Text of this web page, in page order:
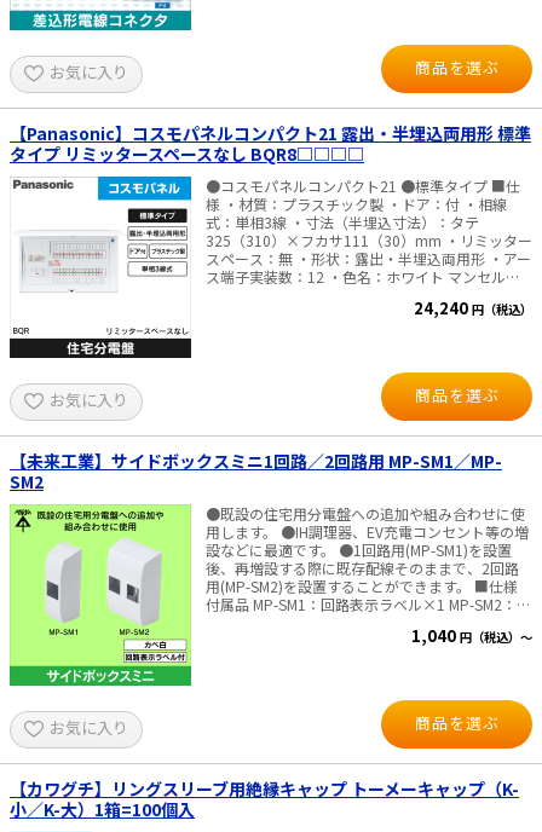
導電部：無酸素銅 ハウジング：ポリカーボネート
お気に入り 商品を選ぶ
【Panasonic】コスモパネルコンパクト21 露出・半埋込両用形 標準
タイプ リミッタースペースなし BQR8□□□□
●コスモパネルコンパクト21 ●標準タイプ ■仕
様 ・材質：プラスチック製 ・ドア：付 ・相線
式：単相3線 ・寸法（半埋込寸法）：タテ
325（310）×フカサ111（30）mm ・リミッター
スペース：無 ・形状：露出・半埋込両用形 ・アー
ス端子実装数：12 ・色名：ホワイト マンセル記
24,240 円（税込）
お気に入り 商品を選ぶ
【未来工業】サイドボックスミニ1回路／2回路用 MP-SM1／MP-
SM2
●既設の住宅用分電盤への追加や組み合わせに使
用します。 ●IH調理器、EV充電コンセント等の増
設などに最適です。 ●1回路用(MP-SM1)を設置
後、再増設する際に既存配線そのままで、2回路
用(MP-SM2)を設置することができます。 ■仕様
付属品 MP-SM1：回路表示ラベル×1 MP-SM2：回
1,040 円（税込）～
お気に入り 商品を選ぶ
【カワグチ】リングスリーブ用絶縁キャップ トーメーキャップ（K-
小／K-大）1箱=100個入